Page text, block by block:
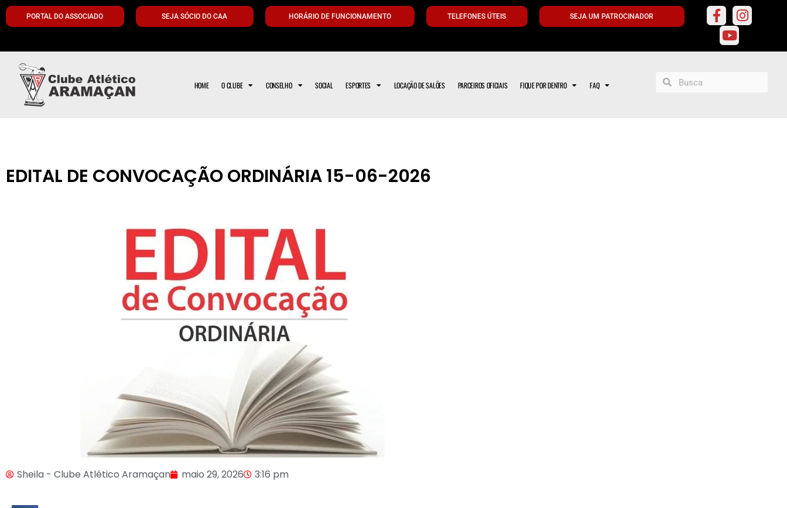
PORTAL DO ASSOCIADO SEJA SÓCIO DO CAA HORÁRIO DE FUNCIONAMENTO TELEFONES ÚTEIS SEJA UM PATROCINADOR
HOME O CLUBE CONSELHO SOCIAL ESPORTES LOCAÇÃO DE SALÕES PARCEIROS OFICIAIS FIQUE POR DENTRO FAQ
EDITAL DE CONVOCAÇÃO ORDINÁRIA 15-06-2026
Sheila - Clube Atlético Aramaçan maio 29, 2026 3:16 pm